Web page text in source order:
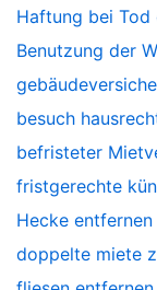
Haftung bei Tod
Benutzung der
besuch
befristeter
fristgerechte
Hecke entfernen
doppelte miete